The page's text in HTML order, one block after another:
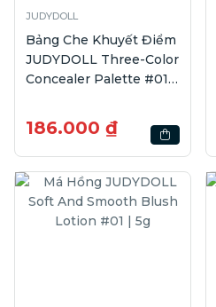
JUDYDOLL
Bảng Che Khuyết Điểm
JUDYDOLL Three-Color
Concealer Palette #01 |
186.000 ₫